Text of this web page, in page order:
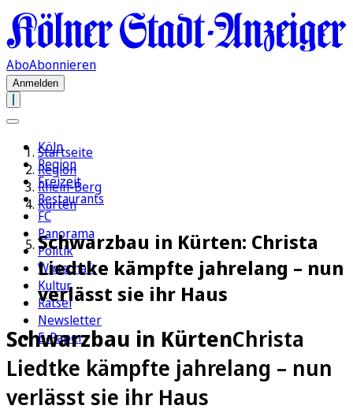
AboAbonnieren
Anmelden
Köln
Region
Freizeit
Restaurants
FC
Panorama
Politik
Wirtschaft
Kultur
Rätsel
Newsletter
E-Paper
Startseite
Region
Rhein-Berg
Kürten
Schwarzbau in Kürten: Christa
Liedtke kämpfte jahrelang – nun
verlässt sie ihr Haus
Schwarzbau in KürtenChrista
Liedtke kämpfte jahrelang – nun
verlässt sie ihr Haus